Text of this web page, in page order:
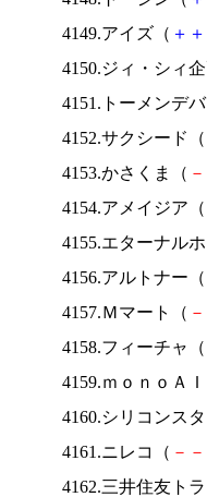
4149.アイズ（ ＋ ＋
4150.ジィ・シィ
4151.トーメンデ
4152.サクシード（
4153.かさくま（ －
4154.アメイジア（
4155.エターナル
4156.アルトナー（
4157.Ｍマート（ －
4158.フィーチャ（
4159.ｍｏｎｏＡ
4160.シリコンス
4161.ニレコ（ － －
4162.三井住友ト